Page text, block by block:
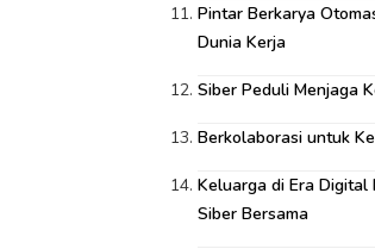
Pintar Berkarya
Dunia Kerja
Siber Peduli Menjaga
Berkolaborasi untuk
Keluarga di Era Digital
Siber Bersama